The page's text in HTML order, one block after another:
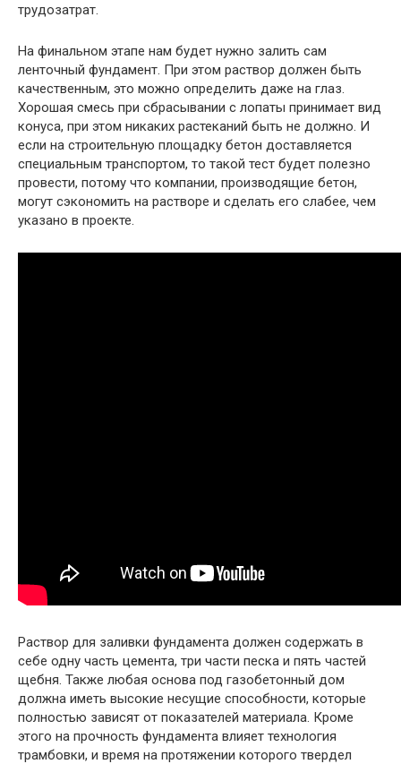
трудозатрат.
На финальном этапе нам будет нужно залить сам
ленточный фундамент. При этом раствор должен быть
качественным, это можно определить даже на глаз.
Хорошая смесь при сбрасывании с лопаты принимает вид
конуса, при этом никаких растеканий быть не должно. И
если на строительную площадку бетон доставляется
специальным транспортом, то такой тест будет полезно
провести, потому что компании, производящие бетон,
могут сэкономить на растворе и сделать его слабее, чем
указано в проекте.
Раствор для заливки фундамента должен содержать в
себе одну часть цемента, три части песка и пять частей
щебня. Также любая основа под газобетонный дом
должна иметь высокие несущие способности, которые
полностью зависят от показателей материала. Кроме
этого на прочность фундамента влияет технология
трамбовки, и время на протяжении которого твердел